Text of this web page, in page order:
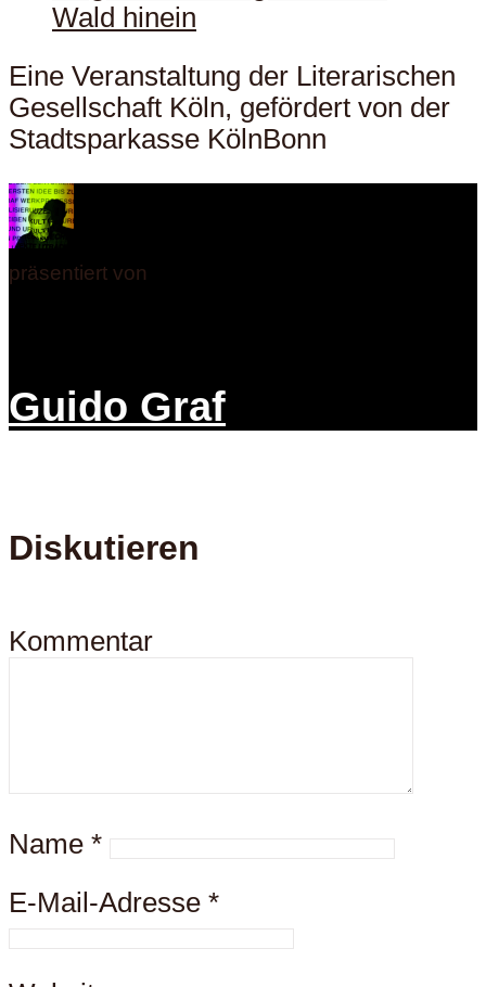
Eine Veranstaltung der Literarischen
Gesellschaft Köln, gefördert von der
Stadtsparkasse KölnBonn
präsentiert von
Guido Graf
Diskutieren
Kommentar
Name *
E-Mail-Adresse *